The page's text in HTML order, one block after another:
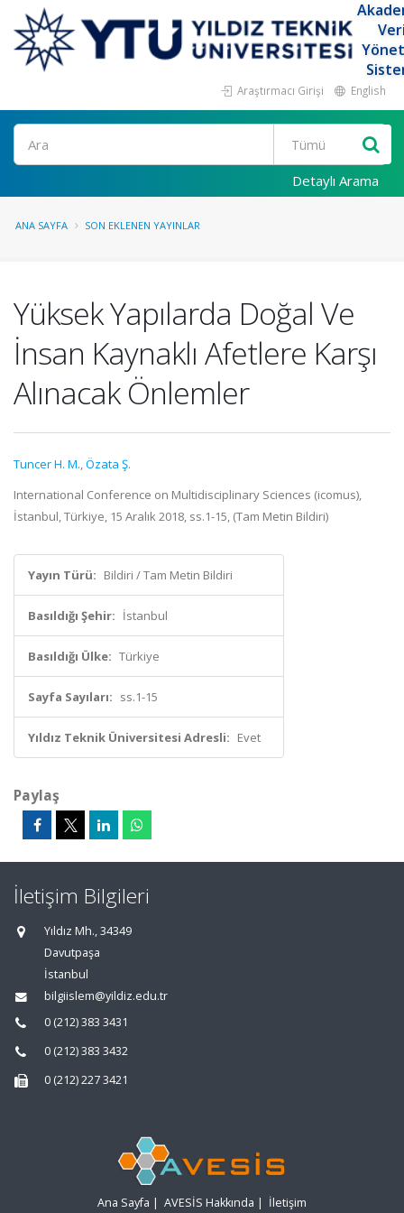
Araştırmacı Girişi English
Ara
Detaylı Arama
ANA SAYFA SON EKLENEN YAYINLAR
Yüksek Yapılarda Doğal Ve
İnsan Kaynaklı Afetlere Karşı
Alınacak Önlemler
Tuncer H. M.,Özata Ş.
International Conference on Multidisciplinary Sciences (icomus),
İstanbul, Türkiye, 15 Aralık 2018, ss.1-15, (Tam Metin Bildiri)
Yayın Türü: Bildiri / Tam Metin Bildiri
Basıldığı Şehir: İstanbul
Basıldığı Ülke: Türkiye
Sayfa Sayıları: ss.1-15
Yıldız Teknik Üniversitesi Adresli: Evet
Paylaş
İletişim Bilgileri
Yıldız Mh., 34349
Davutpaşa
İstanbul
bilgiislem@yildiz.edu.tr
0 (212) 383 3431
0 (212) 383 3432
0 (212) 227 3421
Ana Sayfa | AVESİS Hakkında | İletişim